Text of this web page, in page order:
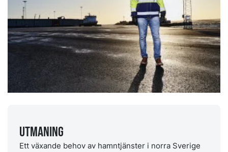
Utmaning
Ett växande behov av hamntjänster i norra Sverige